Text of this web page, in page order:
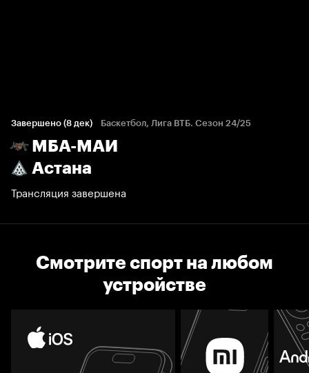
Завершено (8 дек) Баскетбол, Лига ВТБ. Сезон 24/25
МБА-МАИ
Астана
Трансляция завершена
Смотрите спорт на любом
устройстве